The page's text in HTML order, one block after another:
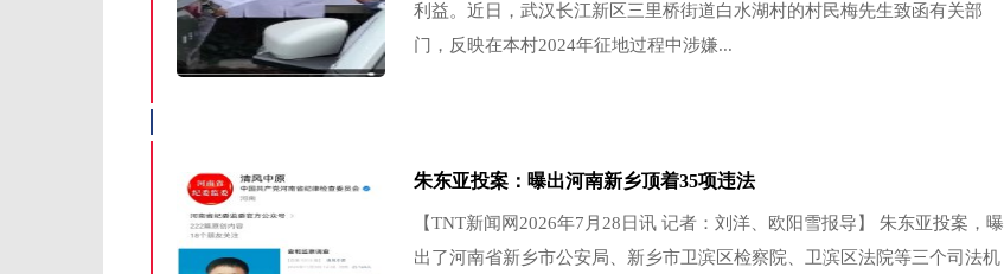
利益。近日，武汉长江新区三里桥街道白水湖村的村民梅先生致函有关部
门，反映在本村2024年征地过程中涉嫌...
朱东亚投案：曝出河南新乡顶着35项违法
【TNT新闻网2026年7月28日讯 记者：刘洋、欧阳雪报导】 朱东亚投案，曝
出了河南省新乡市公安局、新乡市卫滨区检察院、卫滨区法院等三个司法机